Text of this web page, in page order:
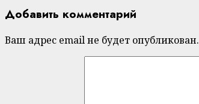
Добавить комментарий
Ваш адрес email не будет опубликован.